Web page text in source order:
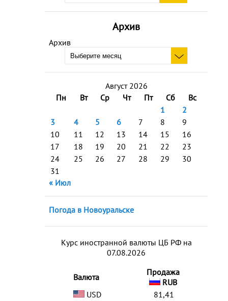
Архив
Архив
Август 2026
Пн
Вт Ср Чт Пт Сб
Вс
1
2
3
4 5 6 7 8
9
10
11 12 13 14 15
16
17
18 19 20 21 22
23
24
25 26 27 28 29
30
31
« Июл
Погода в Новоуральске
Курс иностранной валюты ЦБ РФ на
07.08.2026
Валюта
Продажа
RUB
USD
81,41